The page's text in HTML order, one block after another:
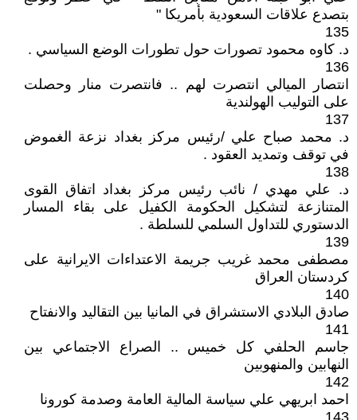
بتصدع علاقات السعودية بأمريكا "
135
د. كاوه محمود تصورات حول تطورات الوضع السياسي .
136
انتصار الميالي انتصرت لهم .. فانتصرت منار وحصلت
على التوليب الهولندية
137
د. محمد صباح علي /رئيس مركز بغداد نزعة الغموض
في توقف وتمديد العقود .
138
د. علي مهدي / نائب رئيس مركز بغداد اتفاق القوى
المتنازعة لتشكيل الحكومة الكفيل على بقاء المسار
الدستوري للتداول السلمي للسلطة .
139
مصطفى محمد غريب جريمة الاعتداءات الايرانية على
كردستان العراق
140
صادق البلادي الاستشراق في المانيا بين التقاليد والانفتاح
141
جاسم الحلفي كل خميس .. الصراع الاجتماعي بين
النهابين والمنهوبين
142
احمد ابريهي علي سياسة المالية العامة وصدمة كورونا